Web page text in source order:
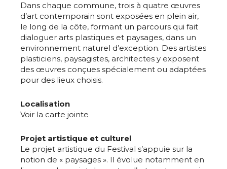
Dans chaque commune, trois à quatre œuvres
d’art contemporain sont exposées en plein air,
le long de la côte, formant un parcours qui fait
dialoguer arts plastiques et paysages, dans un
environnement naturel d’exception. Des artistes
plasticiens, paysagistes, architectes y exposent
des œuvres conçues spécialement ou adaptées
pour des lieux choisis.
Localisation
Voir la carte jointe
Projet artistique et culturel
Le projet artistique du Festival s’appuie sur la
notion de « paysages ». Il évolue notamment en